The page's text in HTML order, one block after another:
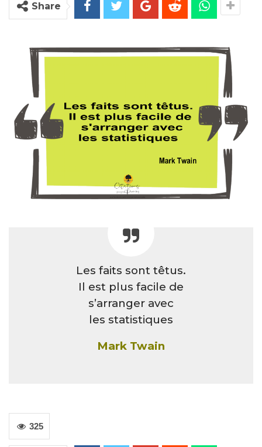
Share
Les faits sont têtus.
Il est plus facile de
s’arranger avec
les statistiques
Mark Twain
325